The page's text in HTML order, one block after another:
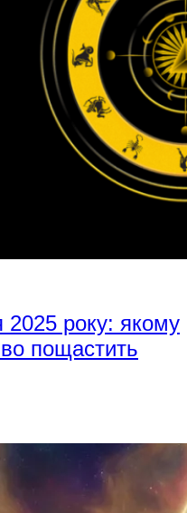
2025 року: якому
пощастить